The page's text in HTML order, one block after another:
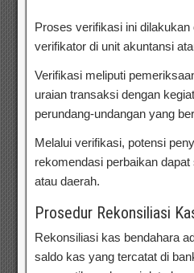
Proses verifikasi ini
verifikator di unit akuntansi
Verifikasi meliputi
uraian transaksi dengan
perundang-undangan yang
Melalui verifikasi, potensi
rekomendasi perbaikan
atau daerah.
Prosedur Rekonsiliasi
Rekonsiliasi kas bendahara
saldo kas yang tercatat di